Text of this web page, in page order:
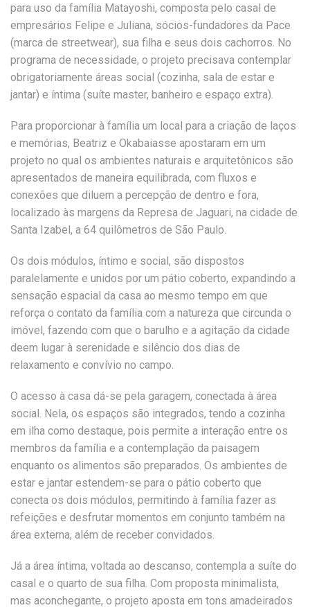
para uso da família Matayoshi, composta pelo casal de
empresários Felipe e Juliana, sócios-fundadores da Pace
(marca de streetwear), sua filha e seus dois cachorros. No
programa de necessidade, o projeto precisava contemplar
obrigatoriamente áreas social (cozinha, sala de estar e
jantar) e íntima (suíte master, banheiro e espaço extra).
Para proporcionar à família um local para a criação de laços
e memórias, Beatriz e Okabaiasse apostaram em um
projeto no qual os ambientes naturais e arquitetônicos são
apresentados de maneira equilibrada, com fluxos e
conexões que diluem a percepção de dentro e fora,
localizado às margens da Represa de Jaguari, na cidade de
Santa Izabel, a 64 quilômetros de São Paulo.
Os dois módulos, íntimo e social, são dispostos
paralelamente e unidos por um pátio coberto, expandindo a
sensação espacial da casa ao mesmo tempo em que
reforça o contato da família com a natureza que circunda o
imóvel, fazendo com que o barulho e a agitação da cidade
deem lugar à serenidade e silêncio dos dias de
relaxamento e convívio no campo.
O acesso à casa dá-se pela garagem, conectada à área
social. Nela, os espaços são integrados, tendo a cozinha
em ilha como destaque, pois permite a interação entre os
membros da família e a contemplação da paisagem
enquanto os alimentos são preparados. Os ambientes de
estar e jantar estendem-se para o pátio coberto que
conecta os dois módulos, permitindo à família fazer as
refeições e desfrutar momentos em conjunto também na
área externa, além de receber convidados.
Já a área íntima, voltada ao descanso, contempla a suíte do
casal e o quarto de sua filha. Com proposta minimalista,
mas aconchegante, o projeto aposta em tons amadeirados